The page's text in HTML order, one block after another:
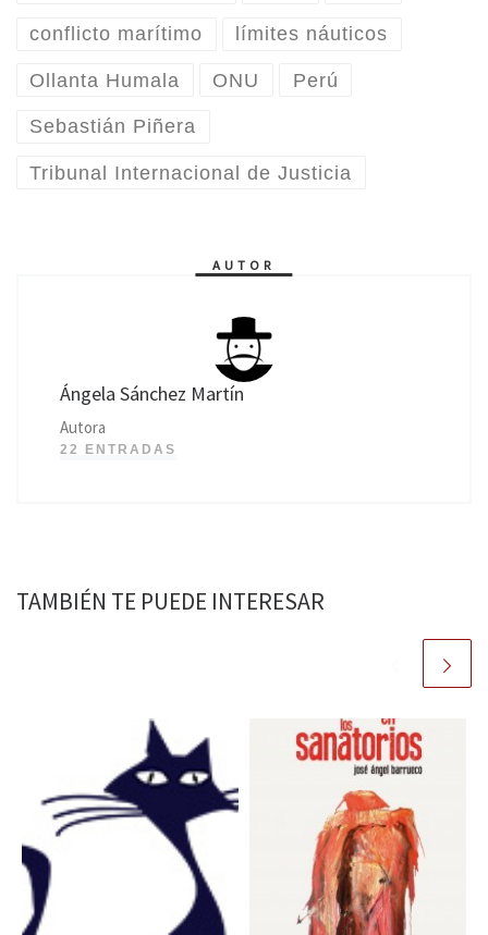
conflicto marítimo límites náuticos
Ollanta Humala ONU Perú
Sebastián Piñera
Tribunal Internacional de Justicia
AUTOR
Ángela Sánchez Martín
Autora
22 ENTRADAS
TAMBIÉN TE PUEDE INTERESAR